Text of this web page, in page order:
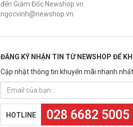
đến Giám Đốc Newshop.vn
ngocvinh@newshop.vn
ĐĂNG KÝ NHẬN TIN TỪ NEWSHOP ĐỂ
Cập nhật thông tin khuyến mãi nhanh
HOTLINE 028 6682 5005